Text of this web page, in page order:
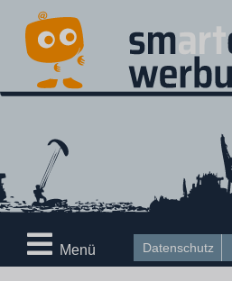
Datenschutz
Menü